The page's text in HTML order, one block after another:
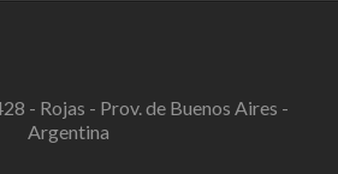
- Rojas - Prov. de Buenos Aires -
Argentina